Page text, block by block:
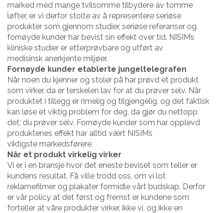
marked med mange tvilsomme tilbydere av tomme
løfter, er vi derfor stolte av å representere seriøse
produkter som gjennom studier, seriøse referanser og
fornøyde kunder har bevist sin effekt over tid. NISIMs
kliniske studier er etterprøvbare og utført av
medisinsk anerkjente miljøer.
Fornøyde kunder etablerte jungeltelegrafen
Når noen du kjenner og stoler på har prøvd et produkt
som virker, da er terskelen lav for at du prøver selv. Når
produktet i tillegg er rimelig og tilgjengelig, og det faktisk
kan løse et viktig problem for deg, da gjør du nettopp
det; du prøver selv. Fornøyde kunder som har opplevd
produktenes effekt har alltid vært NISIMs
viktigste markedsførere.
Når et produkt virkelig virker
Vi er i en bransje hvor det eneste beviset som teller er
kundens resultat. Få ville trodd oss, om vi lot
reklamefilmer og plakater formidle vårt budskap. Derfor
er vår policy at det først og fremst er kundene som
forteller at våre produkter virker, ikke vi, og ikke en